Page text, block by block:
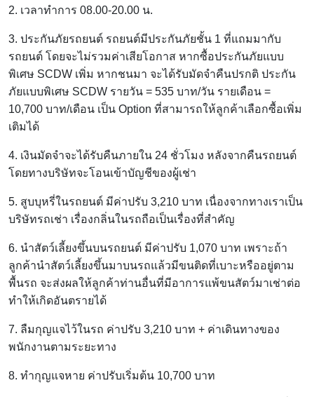
2. เวลาทำการ 08.00-20.00 น.
3. ประกันภัยรถยนต์ รถยนต์มีประกันภัยชั้น 1 ที่แถมมากับ
รถยนต์ โดยจะไม่รวมค่าเสียโอกาส หากซื้อประกันภัยแบบ
พิเศษ SCDW เพิ่ม หากชนมา จะได้รับมัดจำคืนปรกติ ประกัน
ภัยแบบพิเศษ SCDW รายวัน = 535 บาท/วัน รายเดือน =
10,700 บาท/เดือน เป็น Option ที่สามารถให้ลูกค้าเลือกซื้อเพิ่ม
เติมได้
4. เงินมัดจำจะได้รับคืนภายใน 24 ชั่วโมง หลังจากคืนรถยนต์
โดยทางบริษัทจะโอนเข้าบัญชีของผู้เช่า
5. สูบบุหรี่ในรถยนต์ มีค่าปรับ 3,210 บาท เนื่องจากทางเราเป็น
บริษัทรถเช่า เรื่องกลิ่นในรถถือเป็นเรื่องที่สำคัญ
6. นำสัตว์เลี้ยงขึ้นบนรถยนต์ มีค่าปรับ 1,070 บาท เพราะถ้า
ลูกค้านำสัตว์เลี้ยงขึ้นมาบนรถแล้วมีขนติดที่เบาะหรืออยู่ตาม
พื้นรถ จะส่งผลให้ลูกค้าท่านอื่นที่มีอาการแพ้ขนสัตว์มาเช่าต่อ
ทำให้เกิดอันตรายได้
7. ลืมกุญแจไว้ในรถ ค่าปรับ 3,210 บาท + ค่าเดินทางของ
พนักงานตามระยะทาง
8. ทำกุญแจหาย ค่าปรับเริ่มต้น 10,700 บาท